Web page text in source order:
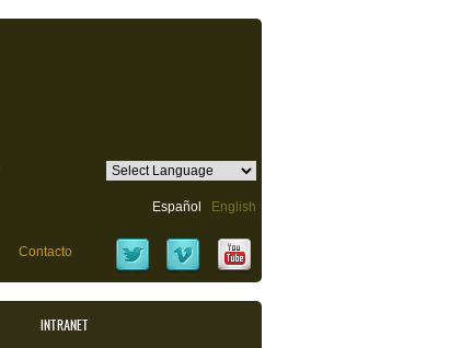
Español English
Contacto
INTRANET